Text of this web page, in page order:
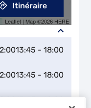
13:45 - 18:00
13:45 - 18:00
13:45 - 18:00
Leaflet | Map ©2026 HERE
Itinéraire